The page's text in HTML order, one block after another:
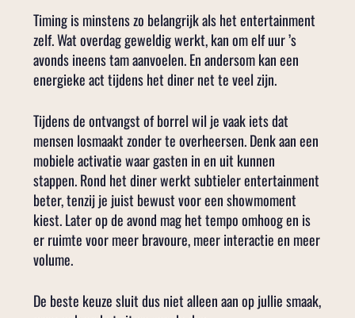
Timing is minstens zo belangrijk als het entertainment
zelf. Wat overdag geweldig werkt, kan om elf uur ’s
avonds ineens tam aanvoelen. En andersom kan een
energieke act tijdens het diner net te veel zijn.
Tijdens de ontvangst of borrel wil je vaak iets dat
mensen losmaakt zonder te overheersen. Denk aan een
mobiele activatie waar gasten in en uit kunnen
stappen. Rond het diner werkt subtieler entertainment
beter, tenzij je juist bewust voor een showmoment
kiest. Later op de avond mag het tempo omhoog en is
er ruimte voor meer bravoure, meer interactie en meer
volume.
De beste keuze sluit dus niet alleen aan op jullie smaak,